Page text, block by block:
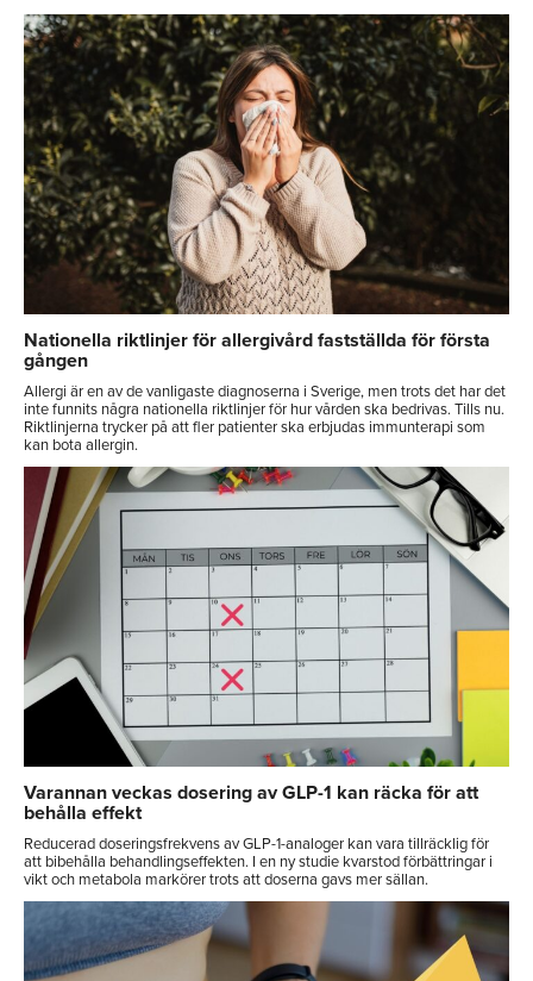
Nationella riktlinjer för allergivård fastställda för första
gången
Allergi är en av de vanligaste diagnoserna i Sverige, men trots det har det
inte funnits några nationella riktlinjer för hur vården ska bedrivas. Tills nu.
Riktlinjerna trycker på att fler patienter ska erbjudas immunterapi som
kan bota allergin.
Varannan veckas dosering av GLP-1 kan räcka för att
behålla effekt
Reducerad doseringsfrekvens av GLP-1-analoger kan vara tillräcklig för
att bibehålla behandlingseffekten. I en ny studie kvarstod förbättringar i
vikt och metabola markörer trots att doserna gavs mer sällan.